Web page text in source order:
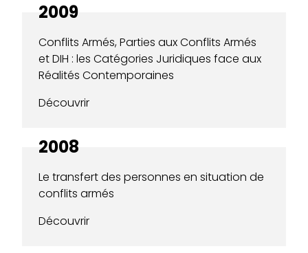
2009
Conflits Armés, Parties aux Conflits Armés
et DIH : les Catégories Juridiques face aux
Réalités Contemporaines
Découvrir
2008
Le transfert des personnes en situation de
conflits armés
Découvrir